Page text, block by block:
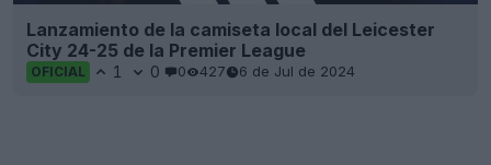
Lanzamiento de la camiseta local del Leicester
City 24-25 de la Premier League
OFICIAL 1 0 0 427 6 de Jul de 2024